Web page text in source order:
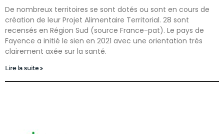
De nombreux territoires se sont dotés ou sont en cours de
création de leur Projet Alimentaire Territorial. 28 sont
recensés en Région Sud (source France-pat). Le pays de
Fayence a initié le sien en 2021 avec une orientation très
clairement axée sur la santé.
Lire la suite »